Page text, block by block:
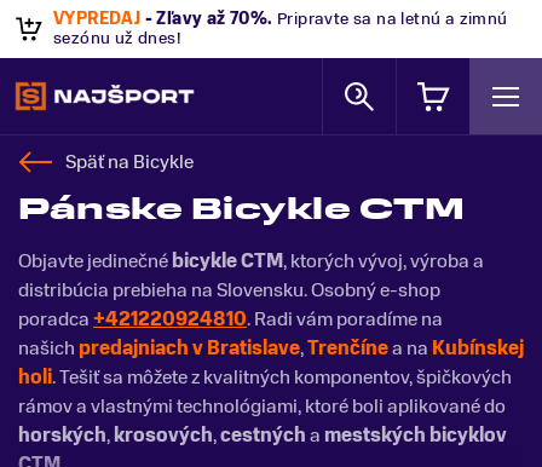
VÝPREDAJ - Zľavy až 70%. Pripravte sa na letnú a zimnú
sezónu už dnes!
Späť na Bicykle
Pánske Bicykle CTM
Objavte jedinečnébicykle CTM, ktorých vývoj, výroba a
distribúcia prebieha na Slovensku. Osobný e-shop
poradca+421220924810. Radi vám poradíme na
našich predajniach v Bratislave,Trenčínea na Kubínskej
holi. Tešiť sa môžete z kvalitných komponentov, špičkových
rámov a vlastnými technológiami, ktoré boli aplikované do
horských,krosových,cestnýcha mestských bicyklov